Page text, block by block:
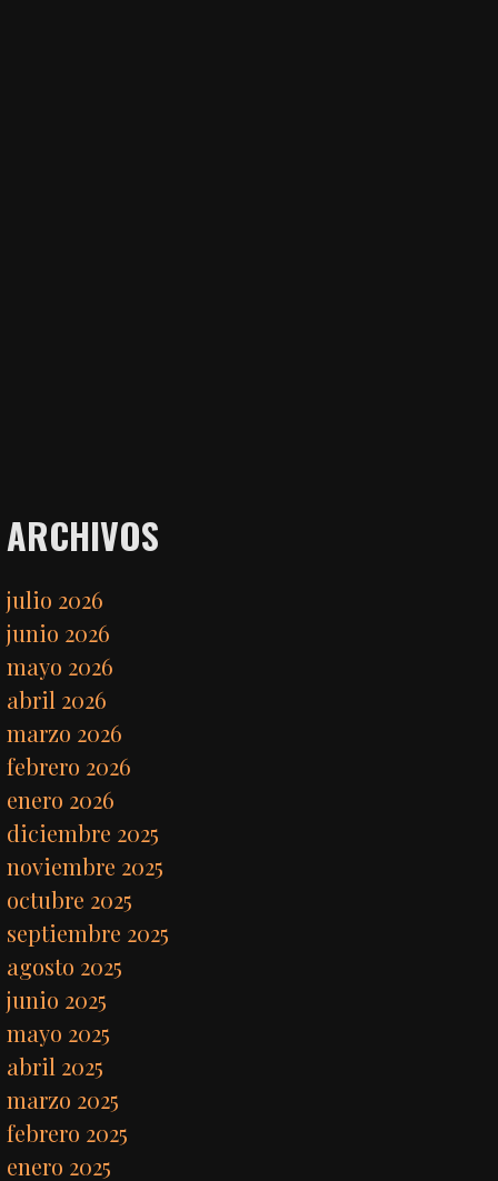
ARCHIVOS
julio 2026
junio 2026
mayo 2026
abril 2026
marzo 2026
febrero 2026
enero 2026
diciembre 2025
noviembre 2025
octubre 2025
septiembre 2025
agosto 2025
junio 2025
mayo 2025
abril 2025
marzo 2025
febrero 2025
enero 2025